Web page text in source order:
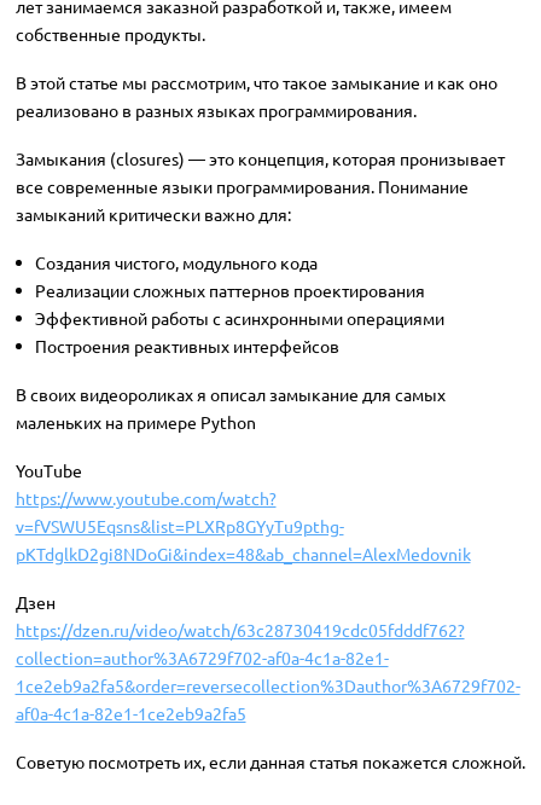
лет занимаемся заказной разработкой и, также, имеем
собственные продукты.
В этой статье мы рассмотрим, что такое замыкание и как оно
реализовано в разных языках программирования.
Замыкания (closures) — это концепция, которая пронизывает
все современные языки программирования. Понимание
замыканий критически важно для:
Создания чистого, модульного кода
Реализации сложных паттернов проектирования
Эффективной работы с асинхронными операциями
Построения реактивных интерфейсов
В своих видеороликах я описал замыкание для самых
маленьких на примере Python
YouTube
https://www.youtube.com/watch?
v=fVSWU5Eqsns&list=PLXRp8GYyTu9pthg-
pKTdglkD2gi8NDoGi&index=48&ab_channel=AlexMedovnik
Дзен
https://dzen.ru/video/watch/63c28730419cdc05fdddf762?
collection=author%3A6729f702-af0a-4c1a-82e1-
1ce2eb9a2fa5&order=reversecollection%3Dauthor%3A6729f702-
af0a-4c1a-82e1-1ce2eb9a2fa5
Советую посмотреть их, если данная статья покажется сложной.